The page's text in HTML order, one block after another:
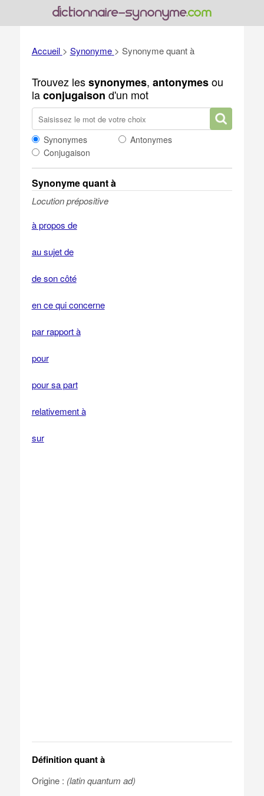
Accueil > Synonyme > Synonyme quant à
Trouvez lessynonymes, antonymesou
laconjugaison d'un mot
Synonymes
Antonymes
Conjugaison
Synonyme quant à
Locution prépositive
à propos de
au sujet de
de son côté
en ce qui concerne
par rapport à
pour
pour sa part
relativement à
sur
Définition quant à
Origine : (latin quantum ad)